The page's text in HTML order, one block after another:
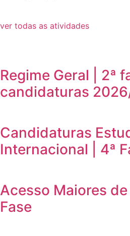
ver todas as atividades
Regime Geral | 2ª
candidaturas
Candidaturas
Internacional | 4ª
Acesso Maiores
Fase